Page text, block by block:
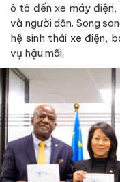
ô tô đến xe máy
và người dân. Song
hệ sinh thái xe điện,
vụ hậu mãi.